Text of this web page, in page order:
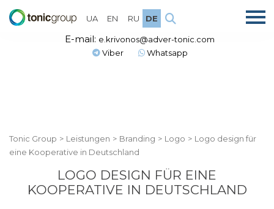
UA EN RU DE
E-mail: e.krivonos@adver-tonic.com
Viber
Whatsapp
Tonic Group > Leistungen > Branding > Logo > Logo design für
eine Kooperative in Deutschland
LOGO DESIGN FÜR EINE
KOOPERATIVE IN DEUTSCHLAND